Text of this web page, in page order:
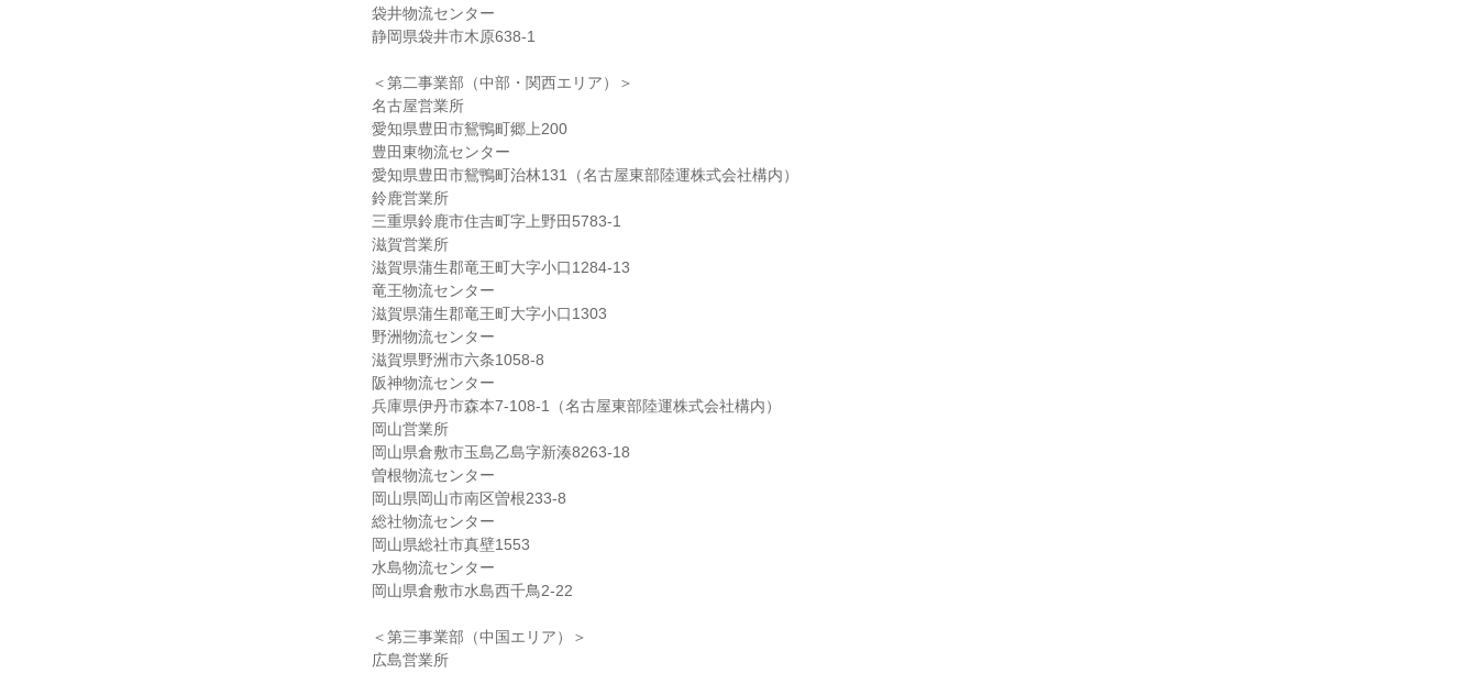
袋井物流センター
静岡県袋井市木原638-1
＜第二事業部（中部・関西エリア）＞
名古屋営業所
愛知県豊田市鴛鴨町郷上200
豊田東物流センター
愛知県豊田市鴛鴨町治林131（名古屋東部陸運株式会社構内）
鈴鹿営業所
三重県鈴鹿市住吉町字上野田5783-1
滋賀営業所
滋賀県蒲生郡竜王町大字小口1284-13
竜王物流センター
滋賀県蒲生郡竜王町大字小口1303
野洲物流センター
滋賀県野洲市六条1058-8
阪神物流センター
兵庫県伊丹市森本7-108-1（名古屋東部陸運株式会社構内）
岡山営業所
岡山県倉敷市玉島乙島字新湊8263-18
曽根物流センター
岡山県岡山市南区曽根233-8
総社物流センター
岡山県総社市真壁1553
水島物流センター
岡山県倉敷市水島西千鳥2-22
＜第三事業部（中国エリア）＞
広島営業所